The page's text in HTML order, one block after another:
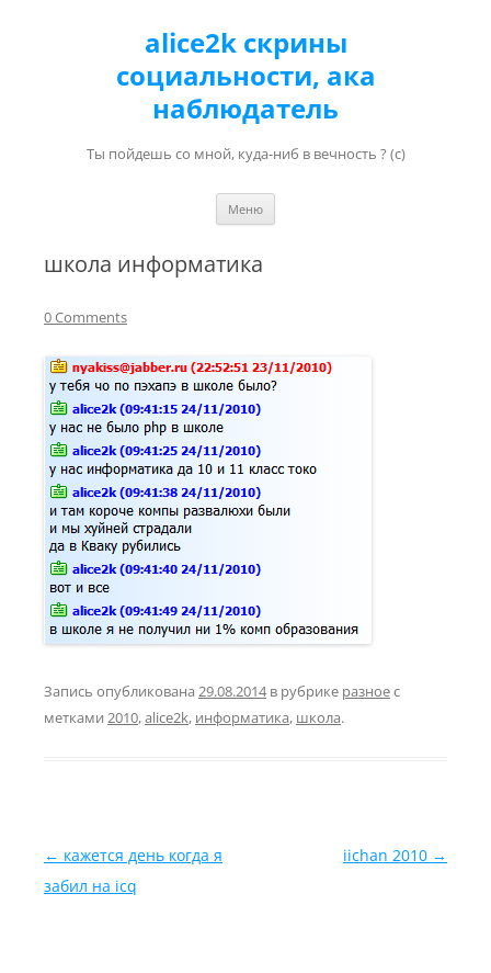
alice2k скрины
социальности, ака
наблюдатель
Ты пойдешь со мной, куда-ниб в вечность ? (с)
Меню
школа информатика
0 Comments
Запись опубликована 29.08.2014в рубрике разноес
метками 2010,alice2k, информатика, школа.
Навигация по записям
← кажется день когда я
забил на icq
iichan 2010 →